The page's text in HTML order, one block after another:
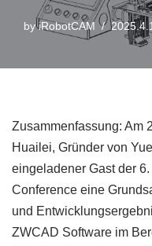
byiRobotCAM
Zusammenfassung: Am
Huailei, Gründer von
eingeladener Gast der
Conference eine
und
ZWCAD Software im